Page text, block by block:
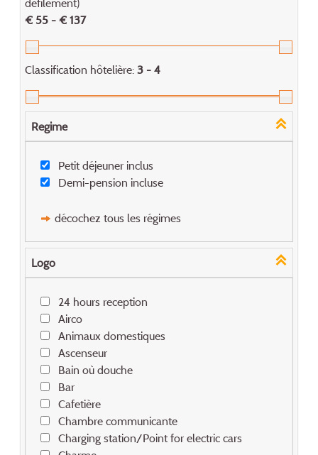
€ 55 - € 137
Classification hôtelière: 3 - 4
Regime
Petit déjeuner inclus
Demi-pension incluse
décochez tous les régimes
Logo
24 hours reception
Airco
Animaux domestiques
Ascenseur
Bain où douche
Bar
Cafetière
Chambre communicante
Charging station/Point for electric cars